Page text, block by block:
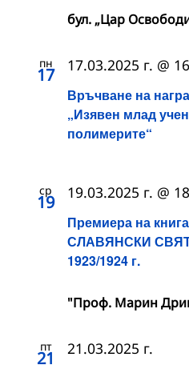
бул. „Цар
пн
17
Връчване на
„Изявен млад
полимерите“
17.03.2025 г. @
ср
19
Премиера на
СЛАВЯНСКИ СВЯТ
1923/1924 г.
19.03.2025 г. @
"Проф. Марин
пт
21 21.03.2025 г.